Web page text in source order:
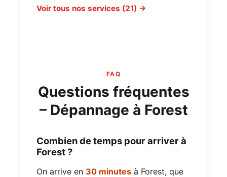
Voir tous nos services (21) →
FAQ
Questions fréquentes
– Dépannage à Forest
Combien de temps pour arriver à
Forest ?
On arrive en 30 minutes à Forest, que